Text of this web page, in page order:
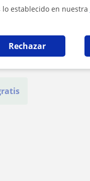
lo establecido en nuestra
Rechazar
Vanessa
18€/h